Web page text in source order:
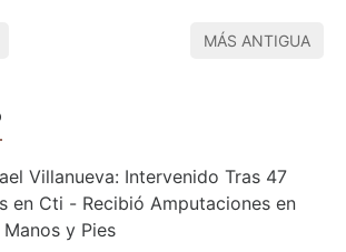
MÁS ANTIGUA
Villanueva: Intervenido Tras 47
en Cti - Recibió Amputaciones en
Manos y Pies